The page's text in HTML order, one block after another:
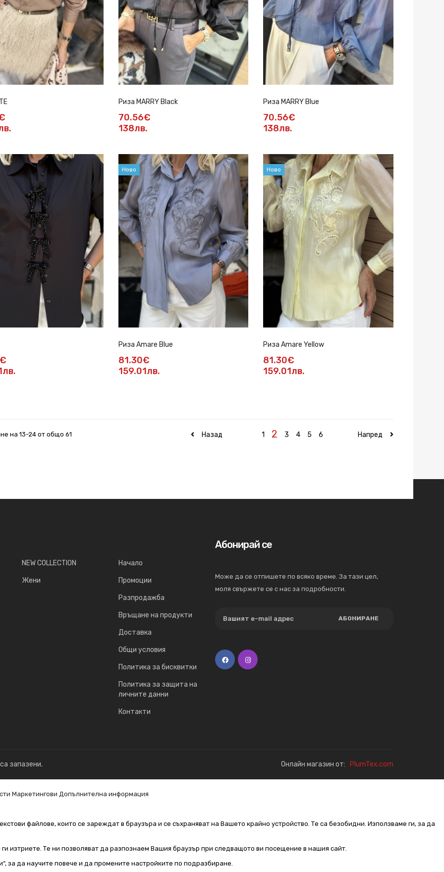
Риза MARRY Black
70.56€
138лв.
Риза MARRY Blue
70.56€
138лв.
Ново
Риза Amare Blue
81.30€
159.01лв.
Ново
Риза Amare Yellow
81.30€
159.01лв.
на 13-24 от общо 61 Назад 1 2 3 4 5 6 Напред
NEW COLLECTION
Жени
Начало
Промоции
Разпродажба
Връщане на продукти
Доставка
Общи условия
Политика за бисквитки
Политика за защита на
личните данни
Контакти
Абонирай се
Може да се отпишете по всяко време. За тази цел,
моля свържете се с нас за подробности.
АБОНИРАНЕ
запазени. Онлайн магазин от: PlumTex.com
Маркетингови Допълнителна информация
файлове, които се зареждат в браузъра и се съхраняват на Вашето крайно устройство. Те са безобидни. Използваме ги, за да
ги изтриете. Те ни позволяват да разпознаем Вашия браузър при следващото ви посещение в нашия сайт.
за да научите повече и да промените настройките по подразбиране.